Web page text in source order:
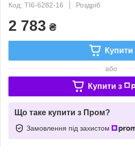
Код: TI6-6282-16
Роздріб
2 783 ₴
Купити
або
Купити з
Що таке купити з Пром?
Замовлення під захистом